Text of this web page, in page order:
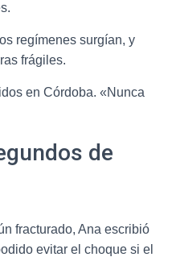
regímenes surgían, y
frágiles.
en Córdoba. «Nunca
de
fracturado, Ana escribió
evitar el choque si el